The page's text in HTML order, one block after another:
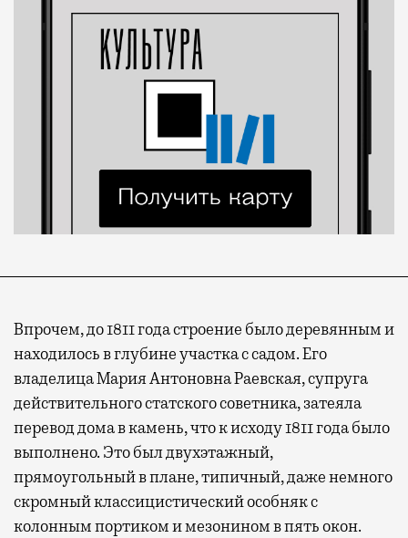
Впрочем, до 1811 года строение было деревянным и
находилось в глубине участка с садом. Его
владелица Мария Антоновна Раевская, супруга
действительного статского советника, затеяла
перевод дома в камень, что к исходу 1811 года было
выполнено. Это был двухэтажный,
прямоугольный в плане, типичный, даже немного
скромный классицистический особняк с
колонным портиком и мезонином в пять окон.